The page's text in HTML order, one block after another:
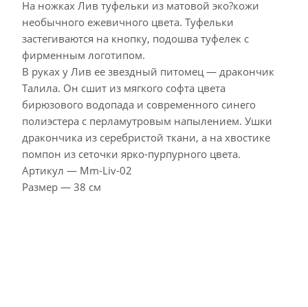
На ножках Лив туфельки из матовой эко?кожи
необычного ежевичного цвета. Туфельки
застегиваются на кнопку, подошва туфелек с
фирменным логотипом.
В руках у Лив ее звездный питомец — дракончик
Талила. Он сшит из мягкого софта цвета
бирюзового водопада и современного синего
полиэстера с перламутровым напылением. Ушки
дракончика из серебристой ткани, а на хвостике
помпон из сеточки ярко-пурпурного цвета.
Артикул — Mm-Liv-02
Размер — 38 см